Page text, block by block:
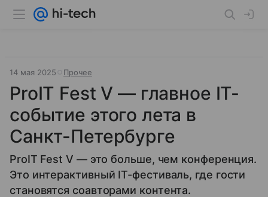
14 мая 2025 Прочее
ProIT Fest V — главное IT-
событие этого лета в
Санкт-Петербурге
ProIT Fest V — это больше, чем конференция.
Это интерактивный IT-фестиваль, где гости
становятся соавторами контента.